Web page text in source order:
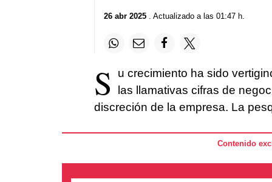
26 abr 2025. Actualizado a las 01:47 h.
S
u crecimiento ha sido
las llamativas cifras de
discreción de la empresa. La
Contenido